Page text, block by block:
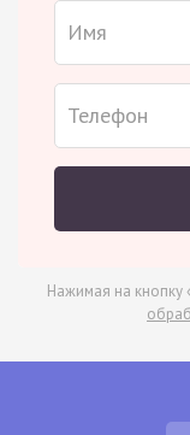
Нажимая на кнопку